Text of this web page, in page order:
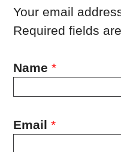
Your email
Required fields
Name *
Email *